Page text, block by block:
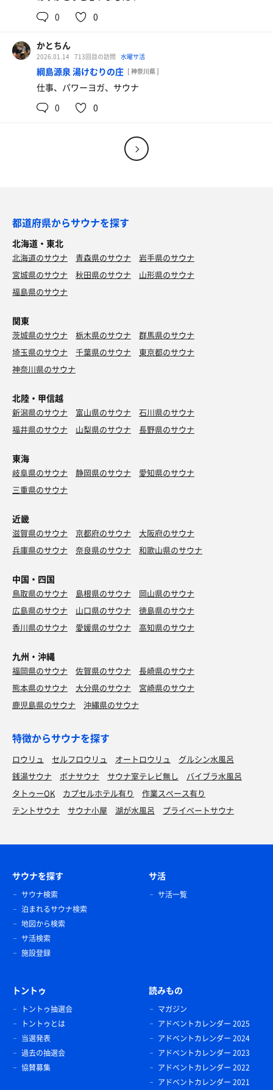
0
0
かとちん
2026.01.14 713回目の訪問 水曜サ活
綱島源泉 湯けむりの庄 [ 神奈川県 ]
仕事、パワーヨガ、サウナ
0
0
都道府県からサウナを探す
北海道・東北
北海道のサウナ 青森県のサウナ
岩手県のサウナ
宮城県のサウナ
秋田県のサウナ
山形県のサウナ
福島県のサウナ
関東
茨城県のサウナ 栃木県のサウナ
群馬県のサウナ
埼玉県のサウナ
千葉県のサウナ
東京都のサウナ
神奈川県のサウナ
北陸・甲信越
新潟県のサウナ 富山県のサウナ
石川県のサウナ
福井県のサウナ
山梨県のサウナ 長野県のサウナ
東海
岐阜県のサウナ 静岡県のサウナ
愛知県のサウナ
三重県のサウナ
近畿
滋賀県のサウナ 京都府のサウナ
大阪府のサウナ
兵庫県のサウナ
奈良県のサウナ 和歌山県のサウナ
中国・四国
鳥取県のサウナ 島根県のサウナ
岡山県のサウナ
広島県のサウナ
山口県のサウナ
徳島県のサウナ
香川県のサウナ
愛媛県のサウナ 高知県のサウナ
九州・沖縄
福岡県のサウナ 佐賀県のサウナ
長崎県のサウナ
熊本県のサウナ
大分県のサウナ
宮崎県のサウナ
鹿児島県のサウナ
沖縄県のサウナ
特徴からサウナを探す
ロウリュ セルフロウリュ オートロウリュ
グルシン水風呂
銭湯サウナ
ボナサウナ サウナ室テレビ無し
バイブラ水風呂
タトゥーOK
カプセルホテル有り
作業スペース有り
テントサウナ
サウナ小屋 湖が水風呂 プライベートサウナ
サウナを探す
サウナ検索
泊まれるサウナ検索
地図から検索
サ活検索
施設登録
サ活
サ活一覧
トントゥ
トントゥ抽選会
トントゥとは
当選発表
過去の抽選会
協賛募集
読みもの
マガジン
アドベントカレンダー 2025
アドベントカレンダー 2024
アドベントカレンダー 2023
アドベントカレンダー 2022
アドベントカレンダー 2021